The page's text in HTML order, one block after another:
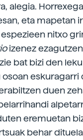
alegia.
eta mapetan
nitxo
izenez
bat bizi den
duen
eremuetan
behar